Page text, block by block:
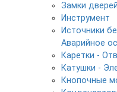
Замки
Инструмент
Источники
Аварийное
Каретки -
Катушки -
Кнопочные